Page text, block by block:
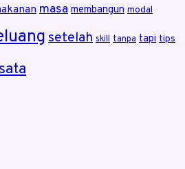
masa membangun modal
setelah skill tanpa tapi tips